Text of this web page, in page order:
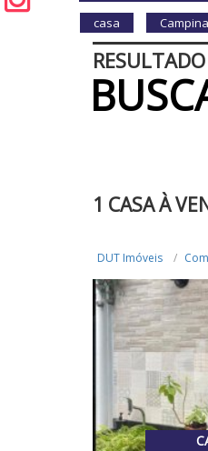
casa
1 CASA À
DUT Imóveis